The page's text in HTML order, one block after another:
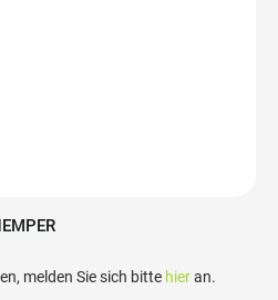
melden Sie sich bitte hieran.